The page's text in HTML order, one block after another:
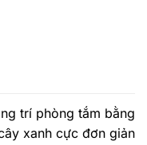
trí phòng tắm bằng
xanh cực đơn giản